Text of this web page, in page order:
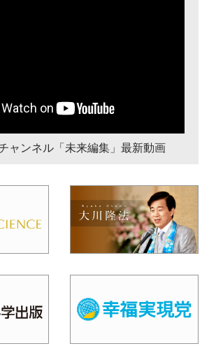
ャンネル「未来編集」最新動画